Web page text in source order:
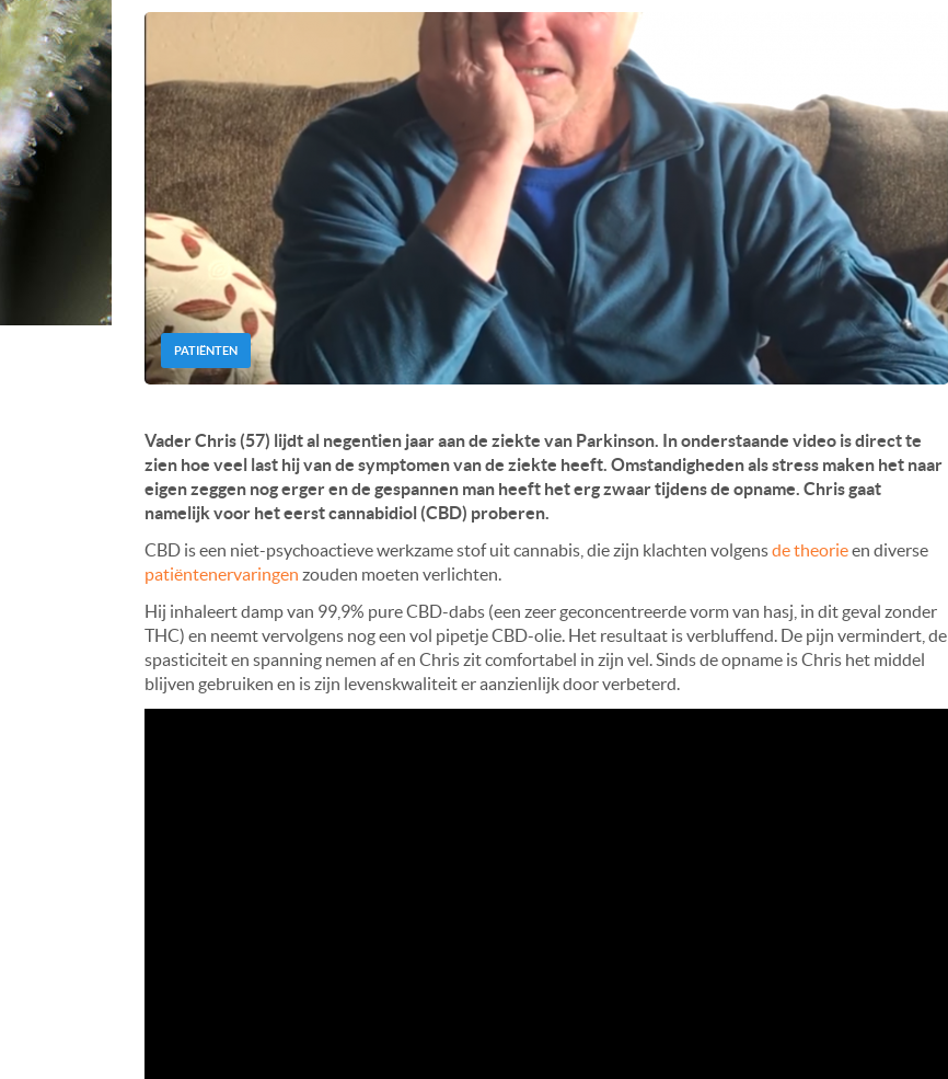
PATIËNTEN
Vader Chris (57) lijdt al negentien jaar aan de ziekte van Parkinson. In onderstaande video is direct te
zien hoe veel last hij van de symptomen van de ziekte heeft. Omstandigheden als stress maken het naar
eigen zeggen nog erger en de gespannen man heeft het erg zwaar tijdens de opname. Chris gaat
namelijk voor het eerst cannabidiol (CBD) proberen.
CBD is een niet-psychoactieve werkzame stof uit cannabis, die zijn klachten volgensde theorieen diverse
patiëntenervaringen zouden moeten verlichten.
Hij inhaleert damp van 99,9% pure CBD-dabs (een zeer geconcentreerde vorm van hasj, in dit geval zonder
THC) en neemt vervolgens nog een vol pipetje CBD-olie. Het resultaat is verbluffend. De pijn vermindert, de
spasticiteit en spanning nemen af en Chris zit comfortabel in zijn vel. Sinds de opname is Chris het middel
blijven gebruiken en is zijn levenskwaliteit er aanzienlijk door verbeterd.